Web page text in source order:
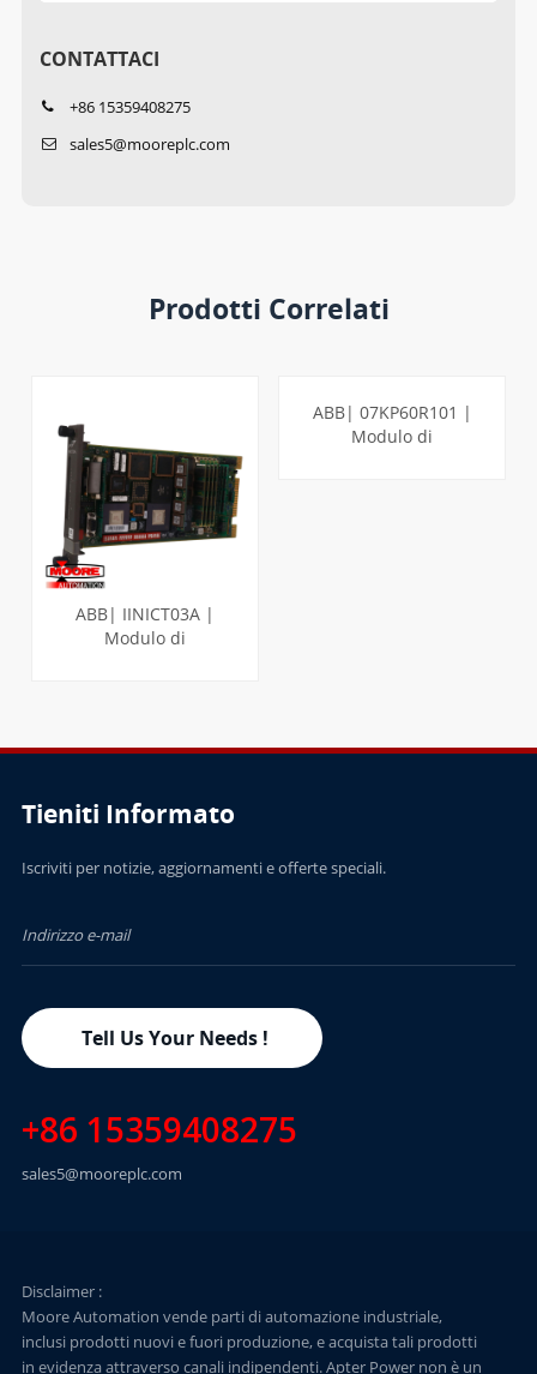
CONTATTACI
+86 15359408275
sales5@mooreplc.com
Prodotti Correlati
ABB| IINICT03A |
Modulo di
ABB| 07KP60R101 |
Modulo di
Tieniti Informato
Iscriviti per notizie, aggiornamenti e offerte speciali.
Tell Us Your Needs !
+86 15359408275
sales5@mooreplc.com
Disclaimer :
Moore Automation vende parti di automazione industriale,
inclusi prodotti nuovi e fuori produzione, e acquista tali prodotti
in evidenza attraverso canali indipendenti. Apter Power non è un